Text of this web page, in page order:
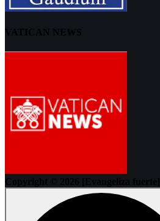
VATICAN NEWS
Copyright © 2026 [Evangeliza fuerte]